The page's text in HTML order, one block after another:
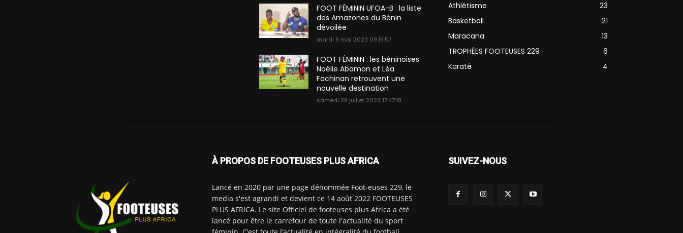
FOOT FÉMININ UFOA-B : la liste
des Amazones du Bénin
dévoilée
mardi 9 mai 2023 09:15:57
FOOT FÉMININ : les béninoises
Noélie Abamon et Léa
Fachinan retrouvent une
nouvelle destination
samedi 29 juillet 2023 17:47:18
Athlétisme
23
Basketball
21
Maracana
13
TROPHÉES FOOTEUSES 229
6
Karaté
4
À PROPOS DE FOOTEUSES PLUS AFRICA
Lancé en 2020 par une page dénommée Foot-euses 229, le
media s'est agrandi et devient ce 14 août 2022 FOOTEUSES
PLUS AFRICA. Le site Officiel de footeuses plus Africa a été
lancé pour être le carrefour de toute l'actualité du sport
SUIVEZ-NOUS